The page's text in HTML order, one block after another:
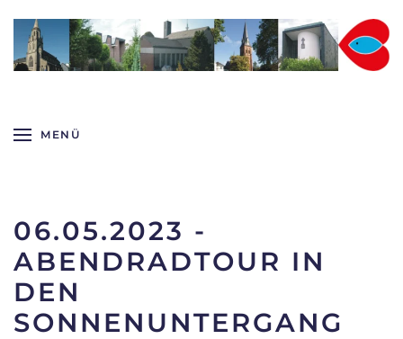
Zum Hauptinhalt springen
MENÜ
06.05.2023 -
ABENDRADTOUR IN
DEN
SONNENUNTERGANG